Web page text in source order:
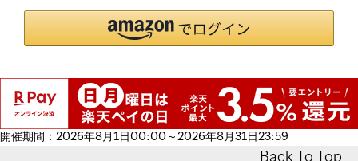
開催期間：2026年8月1日00:00～2026年8月31日23:59
Back To Top